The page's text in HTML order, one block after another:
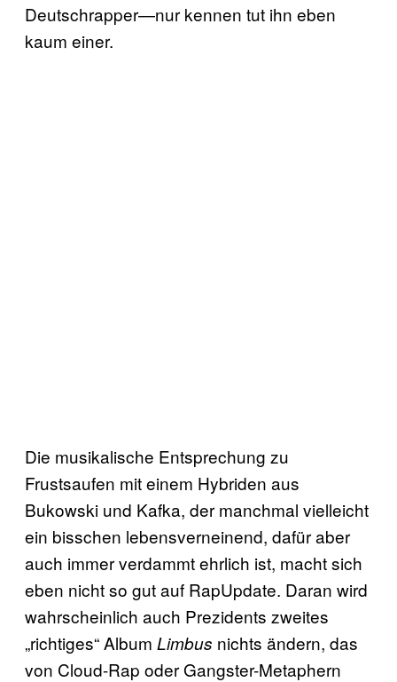
Deutschrapper—nur kennen tut ihn eben
kaum einer.
Die musikalische Entsprechung zu
Frustsaufen mit einem Hybriden aus
Bukowski und Kafka, der manchmal vielleicht
ein bisschen lebensverneinend, dafür aber
auch immer verdammt ehrlich ist, macht sich
eben nicht so gut auf RapUpdate. Daran wird
wahrscheinlich auch Prezidents zweites
„richtiges“ Album Limbus nichts ändern, das
von Cloud-Rap oder Gangster-Metaphern